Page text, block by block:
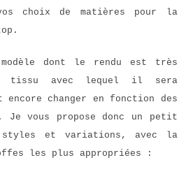
choix de matières pour la
dont le rendu est très
tissu avec lequel il sera
changer en fonction des
vous propose donc un petit
et variations, avec la
les plus appropriées :